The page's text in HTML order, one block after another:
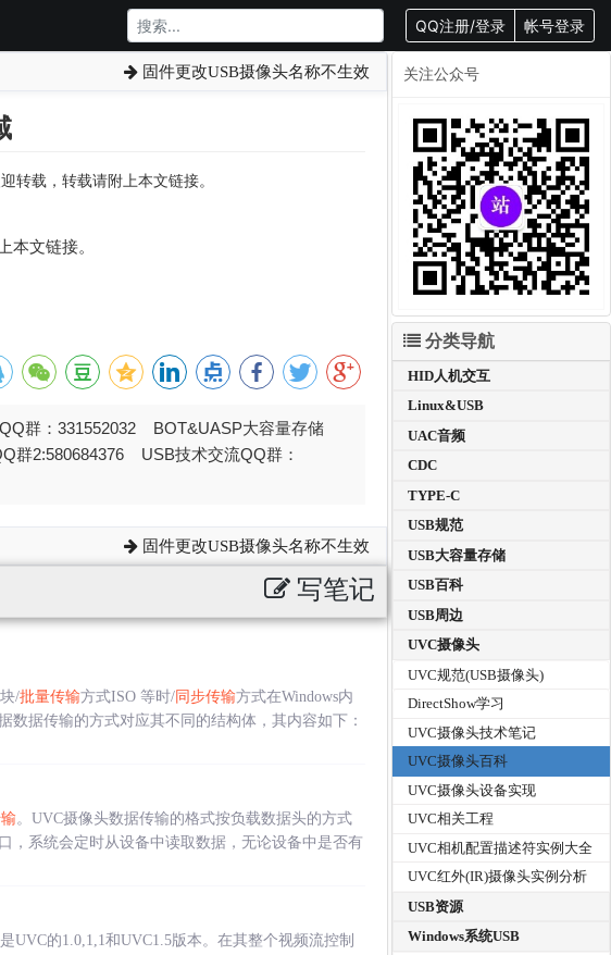
QQ注册/登录 帐号登录
固件更改USB摄像头名称不生效
转载，转载请附上本文链接。
本文链接。
群：331552032 BOT&UASP大容量存储
群2:580684376 USB技术交流QQ群：
固件更改USB摄像头名称不生效
写笔记
/批量传输方式ISO 等时/同步传输方式在Windows内
据传输的方式对应其不同的结构体，其内容如下：
。UVC摄像头数据传输的格式按负载数据头的方式
，系统会定时从设备中读取数据，无论设备中是否有
UVC的1.0,1,1和UVC1.5版本。在其整个视频流控制
关注公众号
分类导航
HID人机交互
Linux&USB
UAC音频
CDC
TYPE-C
USB规范
USB大容量存储
USB百科
USB周边
UVC摄像头
UVC规范(USB摄像头)
DirectShow学习
UVC摄像头技术笔记
UVC摄像头百科
UVC摄像头设备实现
UVC相关工程
UVC相机配置描述符实例大全
UVC红外(IR)摄像头实例分析
USB资源
Windows系统USB